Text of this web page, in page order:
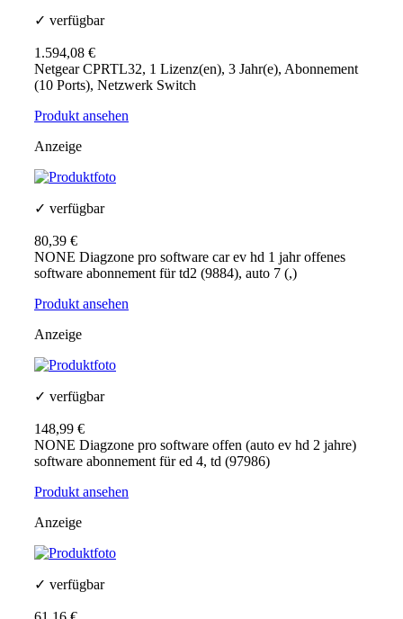
✓ verfügbar
1.594,08 €
Netgear CPRTL32, 1 Lizenz(en), 3 Jahr(e), Abonnement
(10 Ports), Netzwerk Switch
Produkt ansehen
Anzeige
✓ verfügbar
80,39 €
NONE Diagzone pro software car ev hd 1 jahr offenes
software abonnement für td2 (9884), auto 7 (,)
Produkt ansehen
Anzeige
✓ verfügbar
148,99 €
NONE Diagzone pro software offen (auto ev hd 2 jahre)
software abonnement für ed 4, td (97986)
Produkt ansehen
Anzeige
✓ verfügbar